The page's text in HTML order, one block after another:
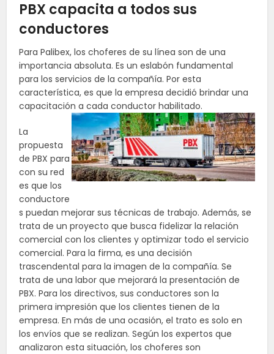
PBX capacita a todos sus
conductores
ParaPalibex, los choferes de su línea son de una
importancia absoluta. Es un eslabón fundamental
para los servicios de la compañía. Por esta
característica, es que la empresa decidió brindar una
capacitación a cada conductor habilitado.
La
propuesta
de PBX para
con su red
es que los
conductore
s puedan mejorar sus técnicas de trabajo. Además, se
trata de un proyecto que busca fidelizar la relación
comercial con los clientes y optimizar todo el servicio
comercial. Para la firma, es una decisión
trascendental para la imagen de la compañía. Se
trata de una labor que mejorará la presentación de
PBX. Para los directivos, sus conductores son la
primera impresión que los clientes tienen de la
empresa. En más de una ocasión, el trato es solo en
los envíos que se realizan. Según los expertos que
analizaron esta situación, los choferes son